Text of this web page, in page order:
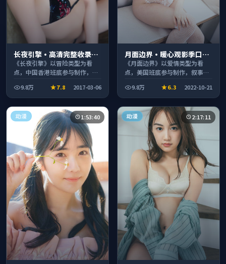
长夜引擎·高清完整收录适
合周末一口气刷完
《长夜引擎》以冒险类型为看
点，中国香港班底参与制作，叙
段观看。
9.8万 7.8 2017-03-06
月面边界·暖心观影季口碑
发酵持续升温
《月面边界》以爱情类型为看
点，美国班底参与制作，叙事完
看。9.8万 6.3 2022-10-21
动漫 1:53:40 动漫 2:17:11